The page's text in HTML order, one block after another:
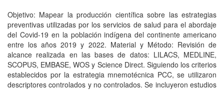
Objetivo: Mapear la producción científica sobre las estrategias
preventivas utilizadas por los servicios de salud para el abordaje
del Covid-19 en la población indígena del continente americano
entre los años 2019 y 2022. Material y Método: Revisión de
alcance realizada en las bases de datos: LILACS, MEDLINE,
SCOPUS, EMBASE, WOS y Science Direct. Siguiendo los criterios
establecidos por la estrategia mnemotécnica PCC, se utilizaron
descriptores controlados y no controlados. Se incluyeron estudios